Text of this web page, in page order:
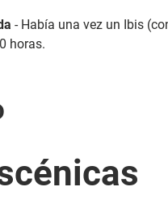
- Había una vez un Ibis
horas.